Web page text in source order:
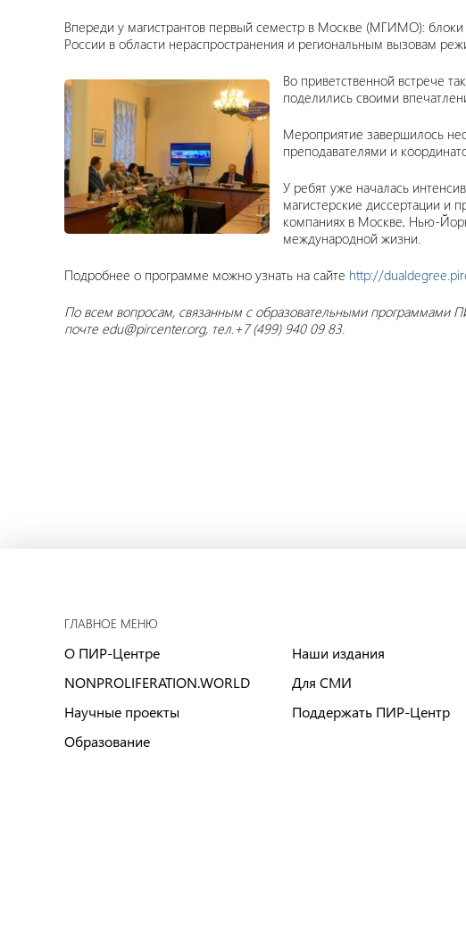
Впереди у магистрантов первый семестр в Москве (МГИМО):
России в области нераспространения и региональным вызовам
Во приветственной встрече
поделились своими
Мероприятие завершилось
преподавателями и
У ребят уже началась
магистерские диссертации и
компаниях в Москве, Нью-
международной жизни.
Подробнее о программе можно узнать на сайте http://
По всем вопросам, связанным с образовательными
почте edu@pircenter.org, тел.+7 (499) 940 09 83.
ГЛАВНОЕ МЕНЮ
О ПИР-Центре
NONPROLIFERATION.WORLD
Научные проекты
Образование
Наши издания
Для СМИ
Поддержать ПИР-Центр